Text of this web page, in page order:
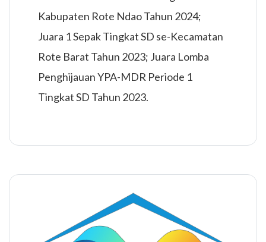
Kabupaten Rote Ndao Tahun 2024;
Juara 1 Sepak Tingkat SD se-Kecamatan
Rote Barat Tahun 2023; Juara Lomba
Penghijauan YPA-MDR Periode 1
Tingkat SD Tahun 2023.